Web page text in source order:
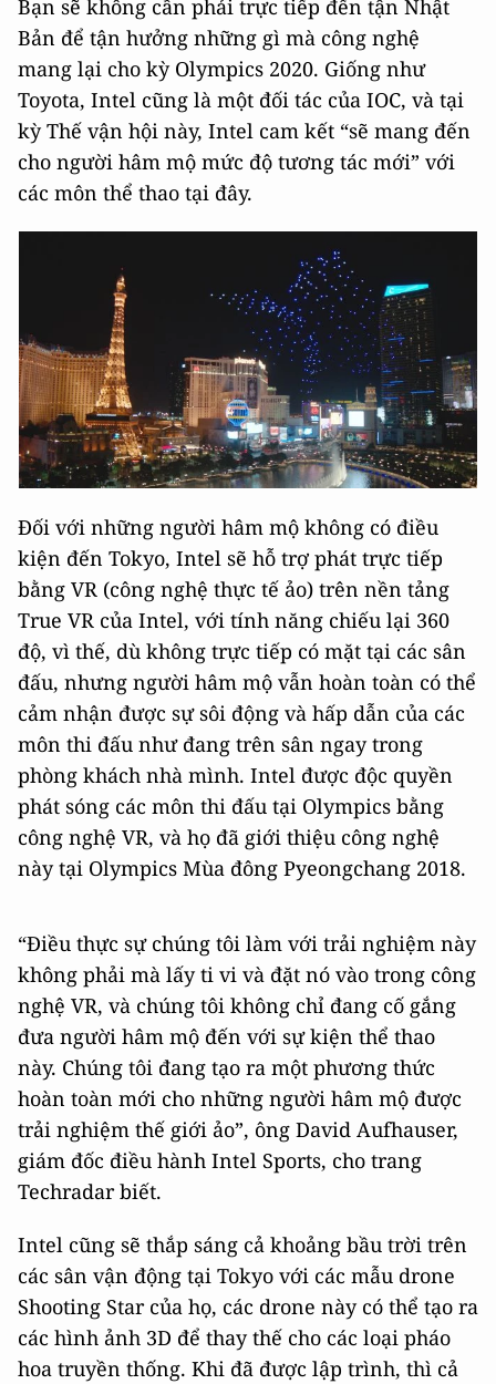
Bạn sẽ không cần phải trực tiếp đến tận Nhật
Bản để tận hưởng những gì mà công nghệ
mang lại cho kỳ Olympics 2020. Giống như
Toyota, Intel cũng là một đối tác của IOC, và tại
kỳ Thế vận hội này, Intel cam kết “sẽ mang đến
cho người hâm mộ mức độ tương tác mới” với
các môn thể thao tại đây.
Đối với những người hâm mộ không có điều
kiện đến Tokyo, Intel sẽ hỗ trợ phát trực tiếp
bằng VR (công nghệ thực tế ảo) trên nền tảng
True VR của Intel, với tính năng chiếu lại 360
độ, vì thế, dù không trực tiếp có mặt tại các sân
đấu, nhưng người hâm mộ vẫn hoàn toàn có thể
cảm nhận được sự sôi động và hấp dẫn của các
môn thi đấu như đang trên sân ngay trong
phòng khách nhà mình. Intel được độc quyền
phát sóng các môn thi đấu tại Olympics bằng
công nghệ VR, và họ đã giới thiệu công nghệ
này tại Olympics Mùa đông Pyeongchang 2018.
“Điều thực sự chúng tôi làm với trải nghiệm này
không phải mà lấy ti vi và đặt nó vào trong công
nghệ VR, và chúng tôi không chỉ đang cố gắng
đưa người hâm mộ đến với sự kiện thể thao
này. Chúng tôi đang tạo ra một phương thức
hoàn toàn mới cho những người hâm mộ được
trải nghiệm thế giới ảo”, ông David Aufhauser,
giám đốc điều hành Intel Sports, cho trang
Techradar biết.
Intel cũng sẽ thắp sáng cả khoảng bầu trời trên
các sân vận động tại Tokyo với các mẫu drone
Shooting Star của họ, các drone này có thể tạo ra
các hình ảnh 3D để thay thế cho các loại pháo
hoa truyền thống. Khi đã được lập trình, thì cả